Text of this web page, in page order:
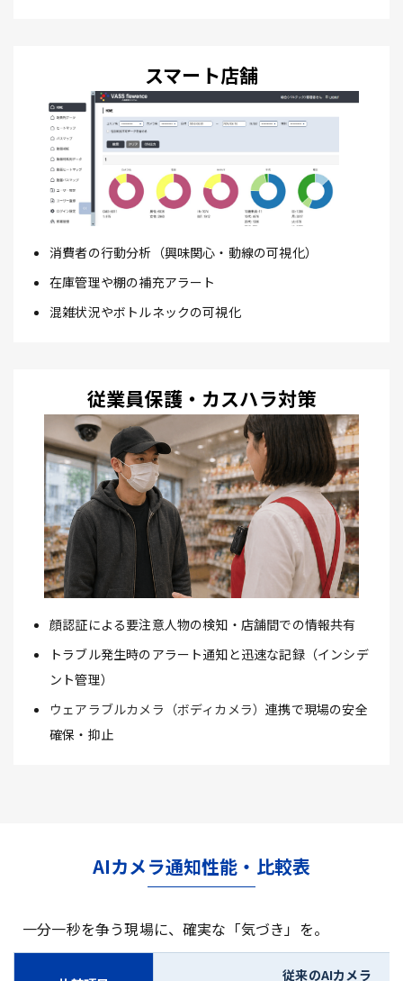
スマート店舗
消費者の行動分析（興味関心・動線の可視化）
在庫管理や棚の補充アラート
混雑状況やボトルネックの可視化
従業員保護・カスハラ対策
顔認証による要注意人物の検知・店舗間での情報共有
トラブル発生時のアラート通知と迅速な記録（インシデ
ント管理）
ウェアラブルカメラ（ボディカメラ）連携で現場の安全
確保・抑止
AIカメラ通知性能・比較表
一分一秒を争う現場に、確実な「気づき」を。
従来のAIカメラ